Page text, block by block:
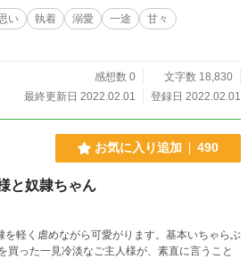
い 執着 溺愛 一途
甘々
感想数 0
文字数 18,830
最終更新日 2022.02.01
登録日 2022.02.01
お気に入り追加 490
と奴隷ちゃん
を軽く虐めながら可愛がります。基本いちゃらぶ